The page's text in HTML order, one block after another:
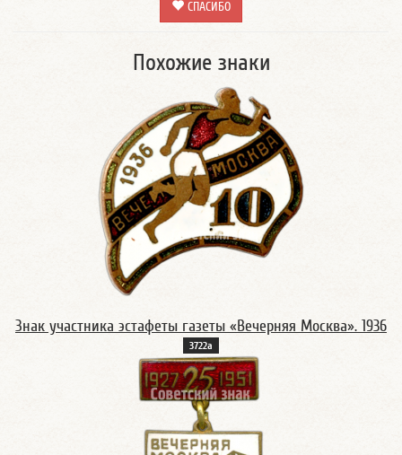
СПАСИБО
Похожие знаки
Знак участника эстафеты газеты «Вечерняя Москва». 1936
3722а